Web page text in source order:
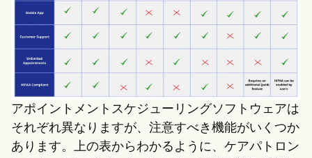
アポイントメントスケジューリングソフトウェアは
それぞれ異なりますが、注意すべき機能がいくつか
あります。上の表からわかるように、ケアパトロン